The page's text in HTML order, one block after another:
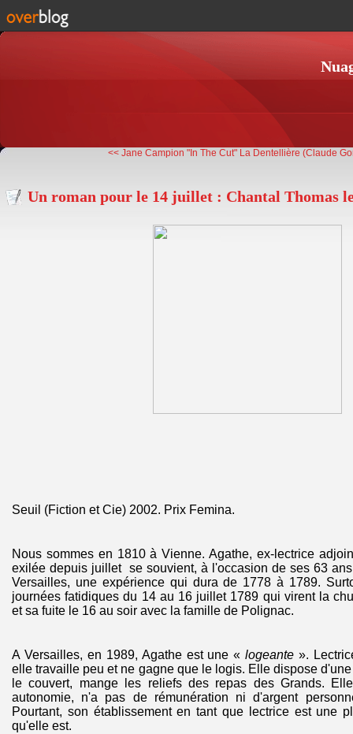
<< Jane Campion "In The Cut" La Dentellière (Claude
Un roman pour le 14 juillet : Chantal Thomas
Seuil (Fiction et Cie) 2002. Prix Femina.
Nous sommes en 1810 à Vienne. Agathe, ex-lectrice
exilée depuis juillet se souvient, à l'occasion de ses 63
Versailles, une expérience qui dura de 1778 à 1789.
journées fatidiques du 14 au 16 juillet 1789 qui virent la
et sa fuite le 16 au soir avec la famille de Polignac.
A Versailles, en 1989, Agathe est une « logeante».
elle travaille peu et ne gagne que le logis. Elle dispose
le couvert, mange les reliefs des repas des Grands.
autonomie, n'a pas de rémunération ni d'argent
Pourtant, son établissement en tant que lectrice est une
qu'elle est.